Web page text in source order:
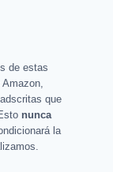
de estas
que
nunca
la